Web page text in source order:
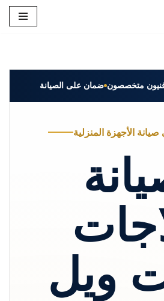
متخصصون ضمان على الصيانة
الأجهزة المنزلية
ويل